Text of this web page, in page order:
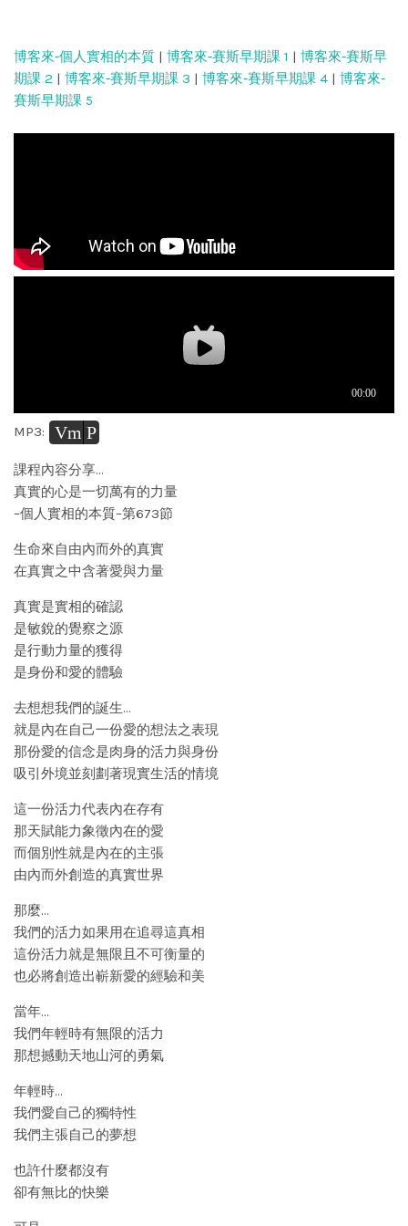
博客來-個人實相的本質 | 博客來-賽斯早期課 1 | 博客來-賽斯早
期課 2 | 博客來-賽斯早期課 3 | 博客來-賽斯早期課 4 | 博客來-
賽斯早期課 5
MP3: Vm P
課程內容分享…
真實的心是一切萬有的力量
–個人實相的本質–第673節
生命來自由內而外的真實
在真實之中含著愛與力量
真實是實相的確認
是敏銳的覺察之源
是行動力量的獲得
是身份和愛的體驗
去想想我們的誕生…
就是內在自己一份愛的想法之表現
那份愛的信念是肉身的活力與身份
吸引外境並刻劃著現實生活的情境
這一份活力代表內在存有
那天賦能力象徵內在的愛
而個別性就是內在的主張
由內而外創造的真實世界
那麼…
我們的活力如果用在追尋這真相
這份活力就是無限且不可衡量的
也必將創造出嶄新愛的經驗和美
當年…
我們年輕時有無限的活力
那想撼動天地山河的勇氣
年輕時…
我們愛自己的獨特性
我們主張自己的夢想
也許什麼都沒有
卻有無比的快樂